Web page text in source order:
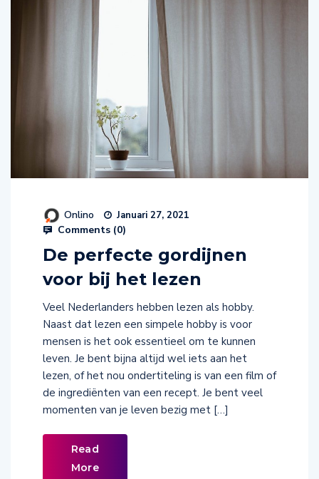
Onlino Januari 27, 2021
Comments (0)
De perfecte gordijnen
voor bij het lezen
Veel Nederlanders hebben lezen als hobby.
Naast dat lezen een simpele hobby is voor
mensen is het ook essentieel om te kunnen
leven. Je bent bijna altijd wel iets aan het
lezen, of het nou ondertiteling is van een film of
de ingrediënten van een recept. Je bent veel
momenten van je leven bezig met […]
Read
More